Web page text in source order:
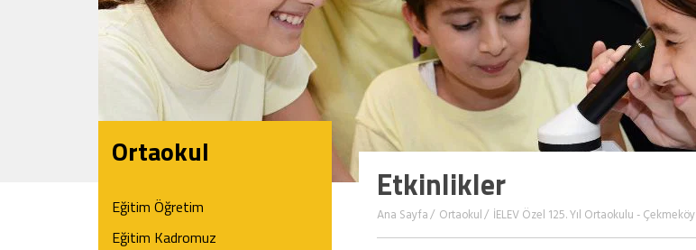
Etkinlikler
Ana Sayfa Ortaokul İELEV Özel 125. Yıl Ortaokulu - Çekmeköy
Ortaokul
Eğitim Öğretim
Eğitim Kadromuz